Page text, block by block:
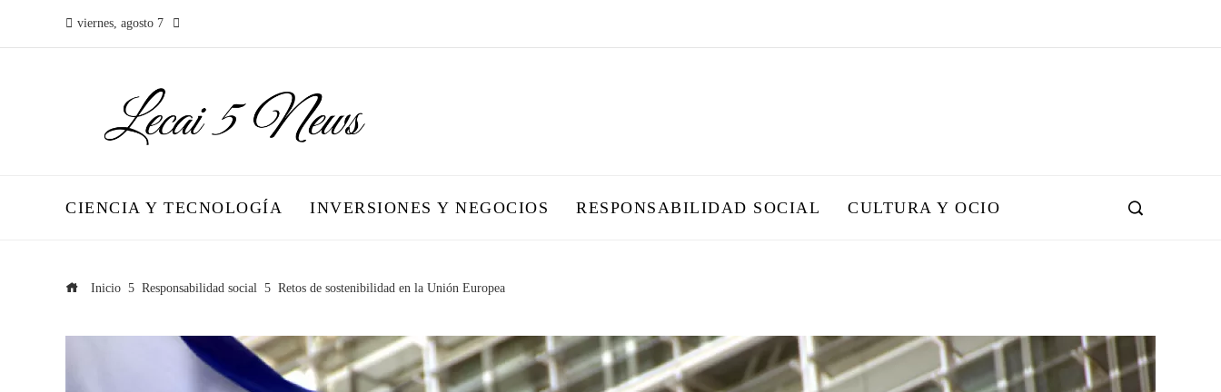
viernes, agosto 7
CIENCIA Y TECNOLOGÍA INVERSIONES Y NEGOCIOS RESPONSABILIDAD SOCIAL CULTURA Y OCIO
Inicio Responsabilidad social Retos de sostenibilidad en la Unión Europea